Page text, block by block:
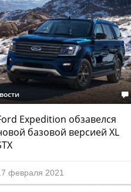
Expedition обзавелся
базовой версией XL
февраля 2021